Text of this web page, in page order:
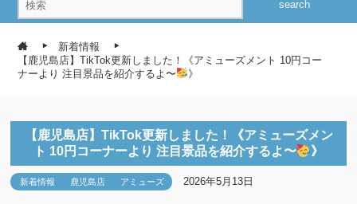
search
新着情報
【鹿児島店】TikTok更新しました！《アミューズメント 10円コー
ナーより 注目景品を紹介するよ〜
》
【鹿児島店】TikTok更新しました！《アミューズメン
ト 10円コーナーより 注目景品を紹介するよ〜
》
新着情報 鹿児島店 アミューズ 2026年5月13日